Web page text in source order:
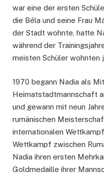
war eine der ersten
die Béla und seine Frau
der Stadt wohnte, hatte
während der
meisten Schüler wohnten
1970 begann Nadia als
Heimatstadtmannschaft
und gewann mit neun
rumänischen
internationalen
Wettkampf zwischen
Nadia ihren ersten
Goldmedaille ihrer